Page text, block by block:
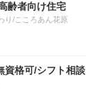
齢者向け住宅
り/こころあん花原
資格可/シフト相談